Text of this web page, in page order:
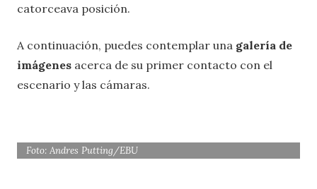
catorceava posición.
A continuación, puedes contemplar una galería de
imágenes acerca de su primer contacto con el
escenario y las cámaras.
Foto: Andres Putting/EBU